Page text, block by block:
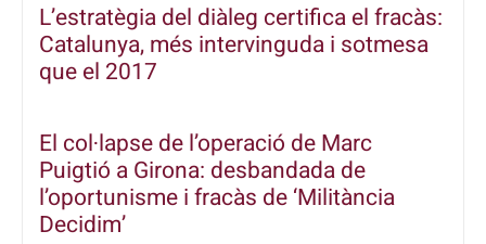
L’estratègia del diàleg certifica el fracàs:
Catalunya, més intervinguda i sotmesa
que el 2017
El col·lapse de l’operació de Marc
Puigtió a Girona: desbandada de
l’oportunisme i fracàs de ‘Militància
Decidim’